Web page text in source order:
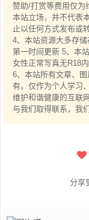
赞助/打赏等费用仅为
本站立场，并不代表
止以任何方式发布或
4、本站资源大多存
第一时间更新 5、本
女性正常写真无R18
6、本站所有文章、
有。仅作为个人学习
维护和谐健康的互联
与我们取得联系，我
分享